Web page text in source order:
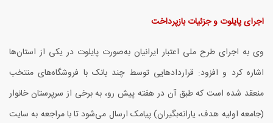
اجرای پایلوت و جزئیات بازپرداخت
وی به اجرای طرح ملی اعتبار ایرانیان به‌صورت پایلوت در یکی از استان‌ها
اشاره کرد و افزود: قراردادهایی توسط چند بانک با فروشگاه‌های منتخب
منعقد شده است که طبق آن در هفته پیش رو، به برخی از سرپرستان خانوار
(جامعه اولیه هدف، یارانه‌بگیران) پیامک ارسال می‌شود تا با مراجعه به سایت